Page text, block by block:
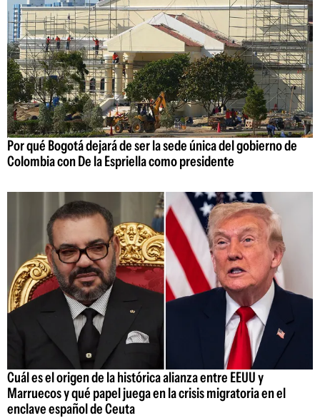
Por qué Bogotá dejará de ser la sede única del gobierno de
Colombia con De la Espriella como presidente
Cuál es el origen de la histórica alianza entre EEUU y
Marruecos y qué papel juega en la crisis migratoria en el
enclave español de Ceuta